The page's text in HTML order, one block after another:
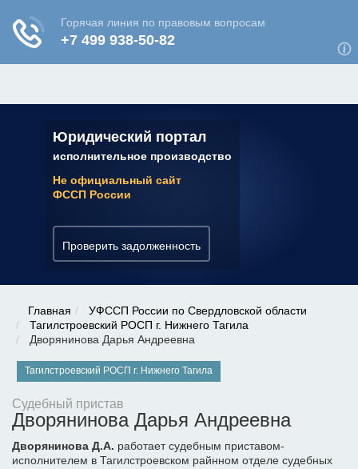
Юридический портал
исполнительное производство
Не официальный сайт
ФССП России
Проверить задолженность
✆ 7 (800) 350-22-64
Главная
УФССП России по Свердловской области
Тагилстроевский РОСП г. Нижнего Тагила
Дворянинова Дарья Андреевна
Тагилстроевский РОСП г. Нижнего Тагила
Судебный пристав
Дворянинова Дарья Андреевна
Дворянинова Д.А. работает судебным приставом-
исполнителем в Тагилстроевском райнном отделе судебных